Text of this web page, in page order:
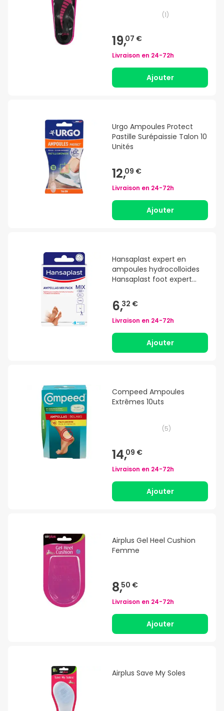
(1)
19,07 €
Livraison en 24-72h
Ajouter
Urgo Ampoules Protect
Pastille Surépaissie Talon 10
Unités
12,09 €
Livraison en 24-72h
Ajouter
Hansaplast expert en
ampoules hydrocolloïdes
Hansaplast foot expert
6,32 €
Livraison en 24-72h
Ajouter
Compeed Ampoules
Extrêmes 10uts
(5)
14,09 €
Livraison en 24-72h
Ajouter
Airplus Gel Heel Cushion
Femme
8,50 €
Livraison en 24-72h
Ajouter
Airplus Save My Soles